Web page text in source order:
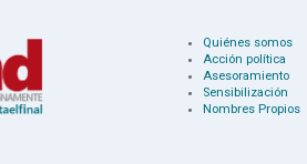
Quiénes somos
Acción política
Asesoramiento
Sensibilización
Nombres Propios